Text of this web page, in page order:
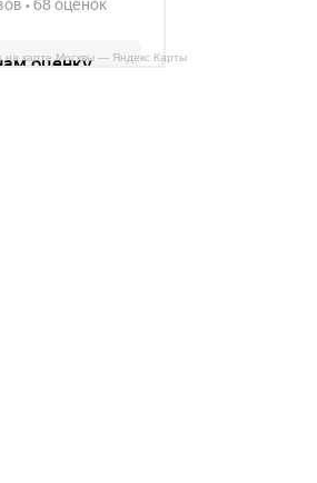
на карте Москвы — Яндекс Карты